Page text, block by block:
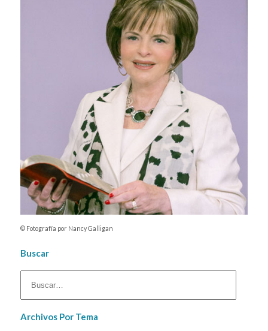
© Fotografía por Nancy Galligan
Buscar
Archivos Por Tema